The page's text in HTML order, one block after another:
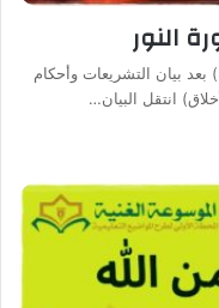
النور
الله نور السماوات والأرض سورة النور( 35:45) بعد بيان التشريعات وأحكام
انتقل البيان…